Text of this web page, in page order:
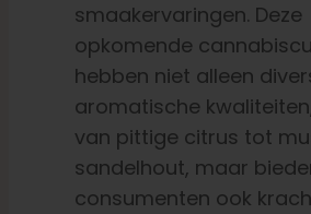
smaakervaringen. Deze
opkomende
hebben niet alleen
aromatische
van pittige citrus tot
sandelhout, maar
consumenten ook